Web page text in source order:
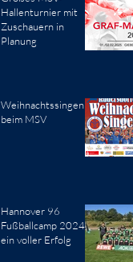
Hallenturnier mit
Zuschauern in
Planung
Weihnachtssingen
beim MSV
Hannover 96
Fußballcamp 2024 -
ein voller Erfolg